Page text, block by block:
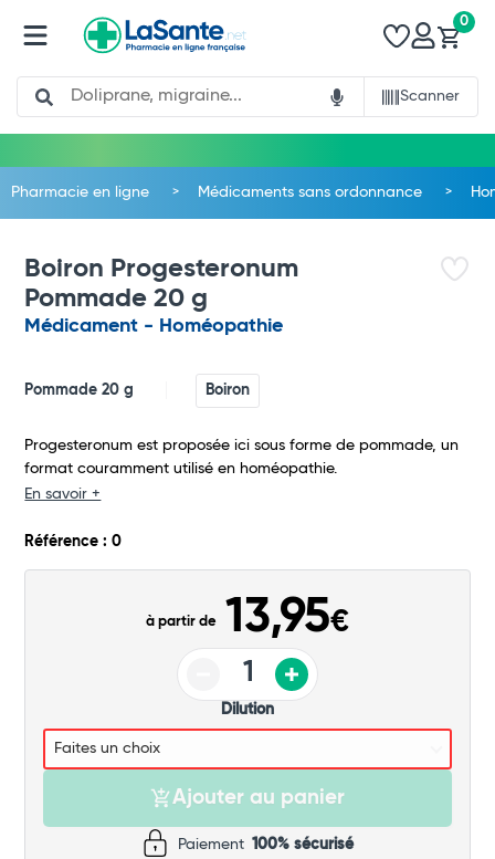
Search
Scanner
0
Total
Pharmacie en ligne Médicaments sans ordonnance
Boiron Progesteronum
Pommade 20 g
Médicament - Homéopathie
Pommade 20 g Boiron
Progesteronum est proposée ici sous forme de pommade, un
format couramment utilisé en homéopathie.
En savoir +
Référence : 0
à partir de 13,95€
Dilution
Ajouter au panier
Paiement 100% sécurisé